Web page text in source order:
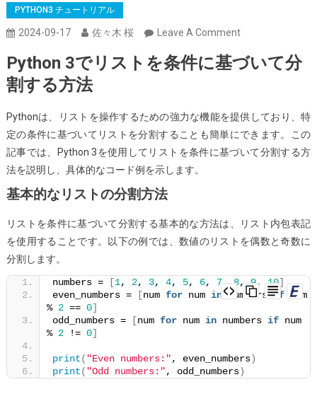
PYTHON3 チュートリアル
2024-09-17 佐々木 桜 Leave A CommentOn
3
件
に
基
リ
ス
を
分
割
方
Python 3でリストを条件に基づいて分
割する方法
Pythonは、リストを操作するための強力な機能を提供しており、特
定の条件に基づいてリストを分割することも簡単にできます。この
記事では、Python 3を使用してリストを条件に基づいて分割する方
法を説明し、具体的なコード例を示します。
基本的なリストの分割方法
リストを条件に基づいて分割する基本的な方法は、リスト内包表記
を使用することです。以下の例では、数値のリストを偶数と奇数に
分割します。
numbers = [1, 2, 3, 4, 5, 6, 7, 8, 9, 10]
even_numbers =
[num for num in numbers if num
% 2 == 0]
odd_numbers =
[num for num in numbers if num
% 2 != 0]
print( "Even numbers:", even_numbers)
print( "Odd numbers:", odd_numbers)